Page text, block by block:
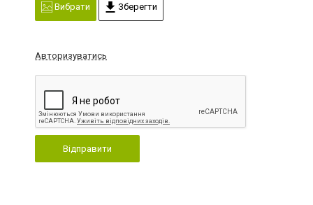
Вибрати
Зберегти
Авторизуватись
Відправити